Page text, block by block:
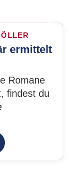
ermittelt
Romane
findest du